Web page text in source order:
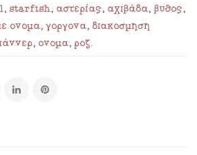
, starfish, αστερίας, αχιβάδα, βυθός,
όνομα,γοργόνα, διακόσμηση
, όνομα, ροζ.